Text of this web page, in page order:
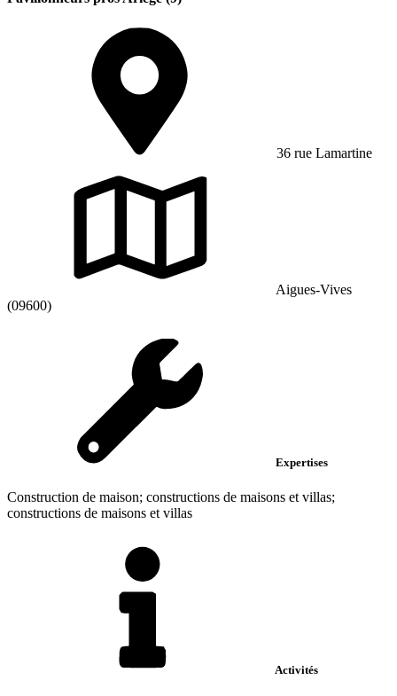
36 rue Lamartine
Aigues-Vives
(09600)
Expertises
Construction de maison; constructions de maisons et villas;
constructions de maisons et villas
Activités